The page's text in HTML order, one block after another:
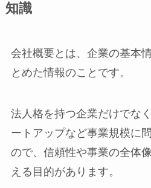
知識
会社概要とは、企業の基本
とめた情報のことです。
法人格を持つ企業だけでな
ートアップなど事業規模に
ので、信頼性や事業の全体
える目的があります。